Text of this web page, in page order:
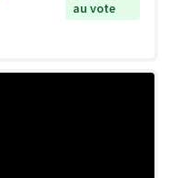
au vote